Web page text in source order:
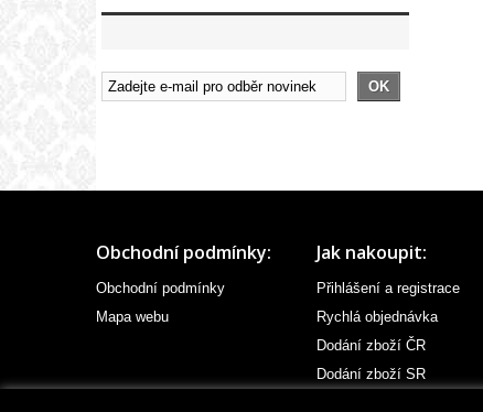
OK
Obchodní podmínky:
Obchodní podmínky
Mapa webu
Jak nakoupit:
Přihlášení a registrace
Rychlá objednávka
Dodání zboží ČR
Dodání zboží SR